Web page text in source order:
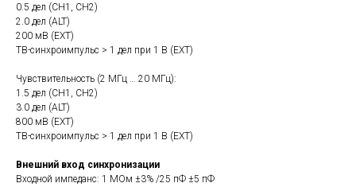
0.5 дел (CH1, CH2)
2.0 дел (ALT)
200 мВ (EXT)
ТВ-синхроимпульс > 1 дел при 1 В (EXT)
Чувствительность (2 МГц … 20 МГц):
1.5 дел (CH1, CH2)
3.0 дел (ALT)
800 мВ (EXT)
ТВ-синхроимпульс > 1 дел при 1 В (EXT)
Внешний вход синхронизации
Входной импеданс: 1 МОм ±3% /25 пФ ±5 пФ